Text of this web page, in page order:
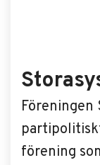
förening